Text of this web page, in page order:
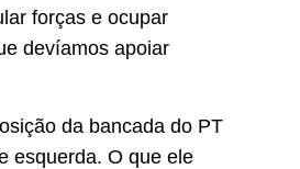
forças e ocupar
devíamos apoiar
da bancada do PT
esquerda. O que ele